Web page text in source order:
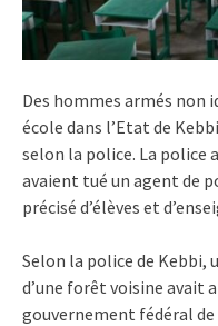
Des hommes armés non
école dans l’Etat de
selon la police. La police
avaient tué un agent de
précisé d’élèves et
Selon la police de Kebbi,
d’une forêt voisine avait
gouvernement fédéral